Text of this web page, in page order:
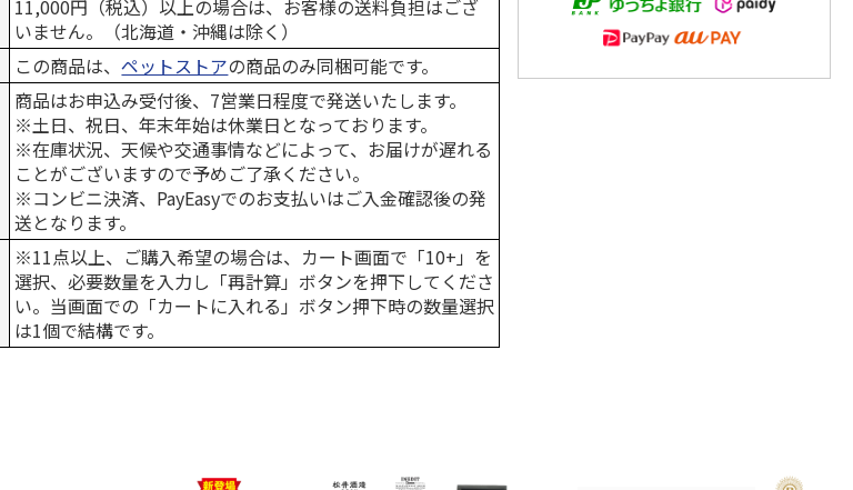
11,000円（税込）以上の場合は、お客様の送料負担はござ
いません。（北海道・沖縄は除く）
この商品は、ペットストアの商品のみ同梱可能です。
商品はお申込み受付後、7営業日程度で発送いたします。
※土日、祝日、年末年始は休業日となっております。
※在庫状況、天候や交通事情などによって、お届けが遅れる
ことがございますので予めご了承ください。
※コンビニ決済、PayEasyでのお支払いはご入金確認後の発
送となります。
※11点以上、ご購入希望の場合は、カート画面で「10+」を
選択、必要数量を入力し「再計算」ボタンを押下してくださ
い。当画面での「カートに入れる」ボタン押下時の数量選択
は1個で結構です。